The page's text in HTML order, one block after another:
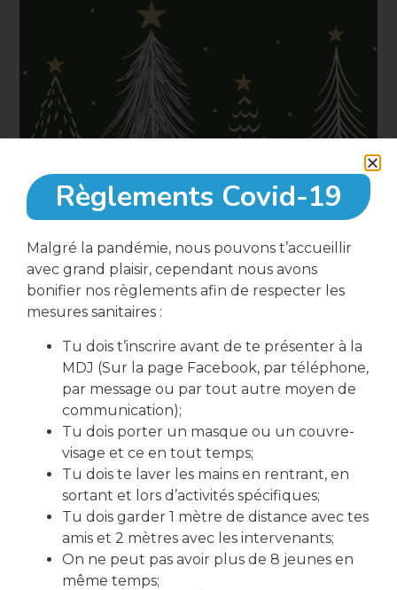
25 Décembre, 2022
télécharger le formulaire d'inscription
Partager cet événement
Règlements Covid-19
Malgré la pandémie, nous pouvons t’accueillir
avec grand plaisir, cependant nous avons
bonifier nos règlements afin de respecter les
mesures sanitaires :
Tu dois t’inscrire avant de te présenter à la
MDJ (Sur la page Facebook, par téléphone,
par message ou par tout autre moyen de
communication);
Tu dois porter un masque ou un couvre-
visage et ce en tout temps;
Tu dois te laver les mains en rentrant, en
sortant et lors d’activités spécifiques;
Tu dois garder 1 mètre de distance avec tes
amis et 2 mètres avec les intervenants;
On ne peut pas avoir plus de 8 jeunes en
même temps;